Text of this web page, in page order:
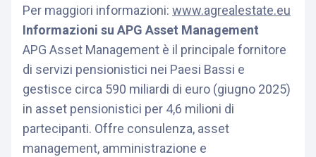
Per maggiori informazioni: www.agrealestate.eu
Informazioni su APG Asset Management
APG Asset Management è il principale fornitore
di servizi pensionistici nei Paesi Bassi e
gestisce circa 590 miliardi di euro (giugno 2025)
in asset pensionistici per 4,6 milioni di
partecipanti. Offre consulenza, asset
management, amministrazione e